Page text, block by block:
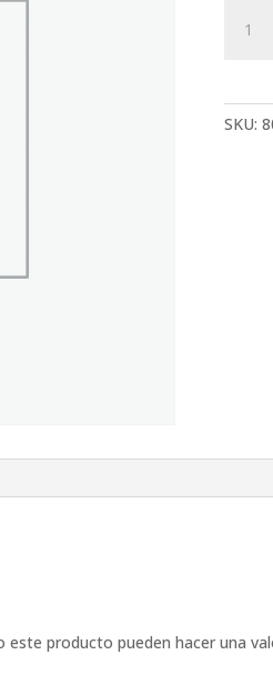
torica
SKU:
producto pueden hacer una